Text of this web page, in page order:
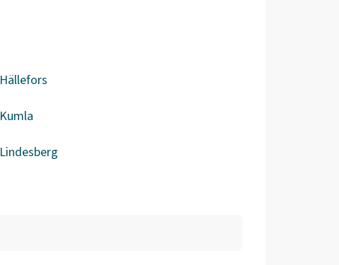
Hällefors
Kumla
Lindesberg